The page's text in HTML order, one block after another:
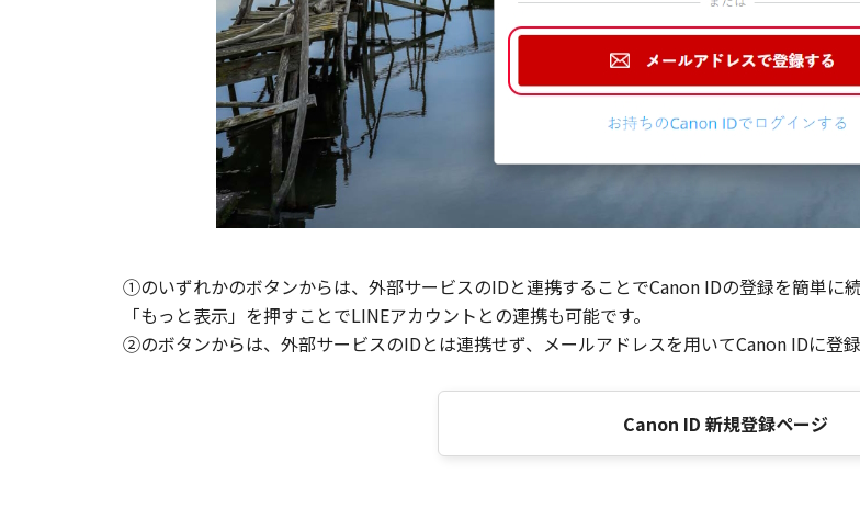
①のいずれかのボタンからは、外部サービスのIDと連携することでCanon IDの登録を簡単に続
「もっと表示」を押すことでLINEアカウントとの連携も可能です。
②のボタンからは、外部サービスのIDとは連携せず、メールアドレスを用いてCanon IDに登録
Canon ID 新規登録ページ